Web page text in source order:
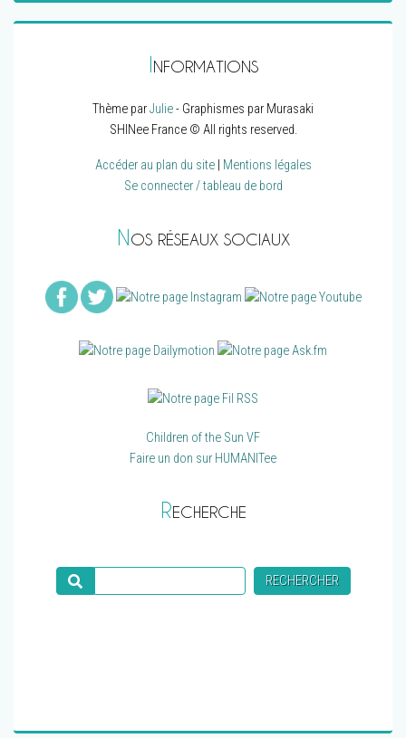
INFORMATIONS
Thème parJulie- Graphismes par Murasaki
SHINee France © All rights reserved.
Accéder au plan du site| Mentions légales
Se connecter / tableau de bord
NOS RÉSEAUX SOCIAUX
Children of the Sun VF
Faire un don sur HUMANITee
RECHERCHE
RECHERCHER